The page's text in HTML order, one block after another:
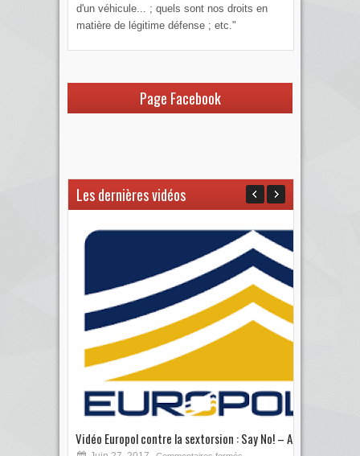
d'un véhicule... ; quels sont nos droits en
matière de légitime défense ; etc."
Page Facebook
Les dernières vidéos
Vidéo Europol contre la sextorsion : Say No! – A...